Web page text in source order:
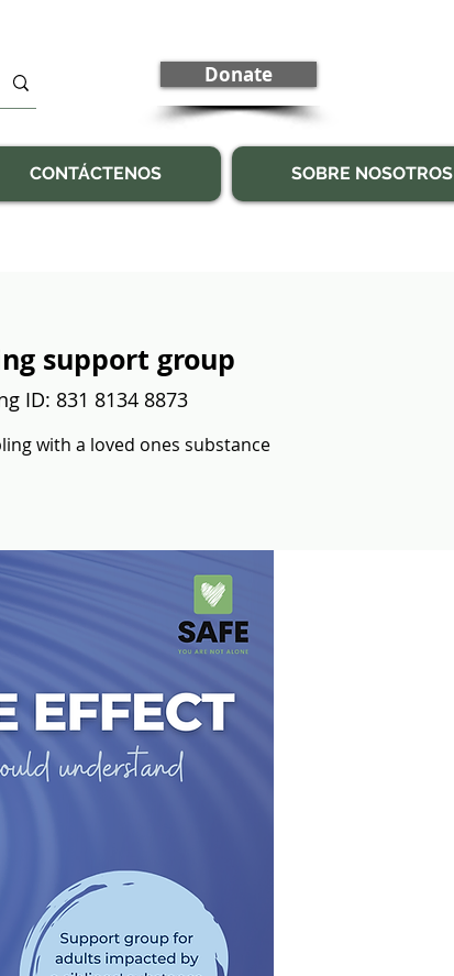
Donate
CONTÁCTENOS SOBRE NOSOTROS
support group
ID: 831 8134 8873
with a loved ones substance